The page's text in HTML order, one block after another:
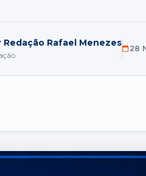
Redação Rafael Menezes
28